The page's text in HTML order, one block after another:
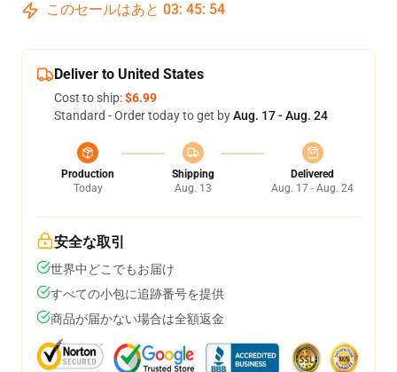
このセールはあと 03: 45: 54
Deliver to United States
Cost to ship:$6.99
Standard - Order today to get byAug. 17 - Aug. 24
Production
Today
Shipping
Aug. 13
Delivered
Aug. 17 - Aug. 24
安全な取引
世界中どこでもお届け
すべての小包に追跡番号を提供
商品が届かない場合は全額返金